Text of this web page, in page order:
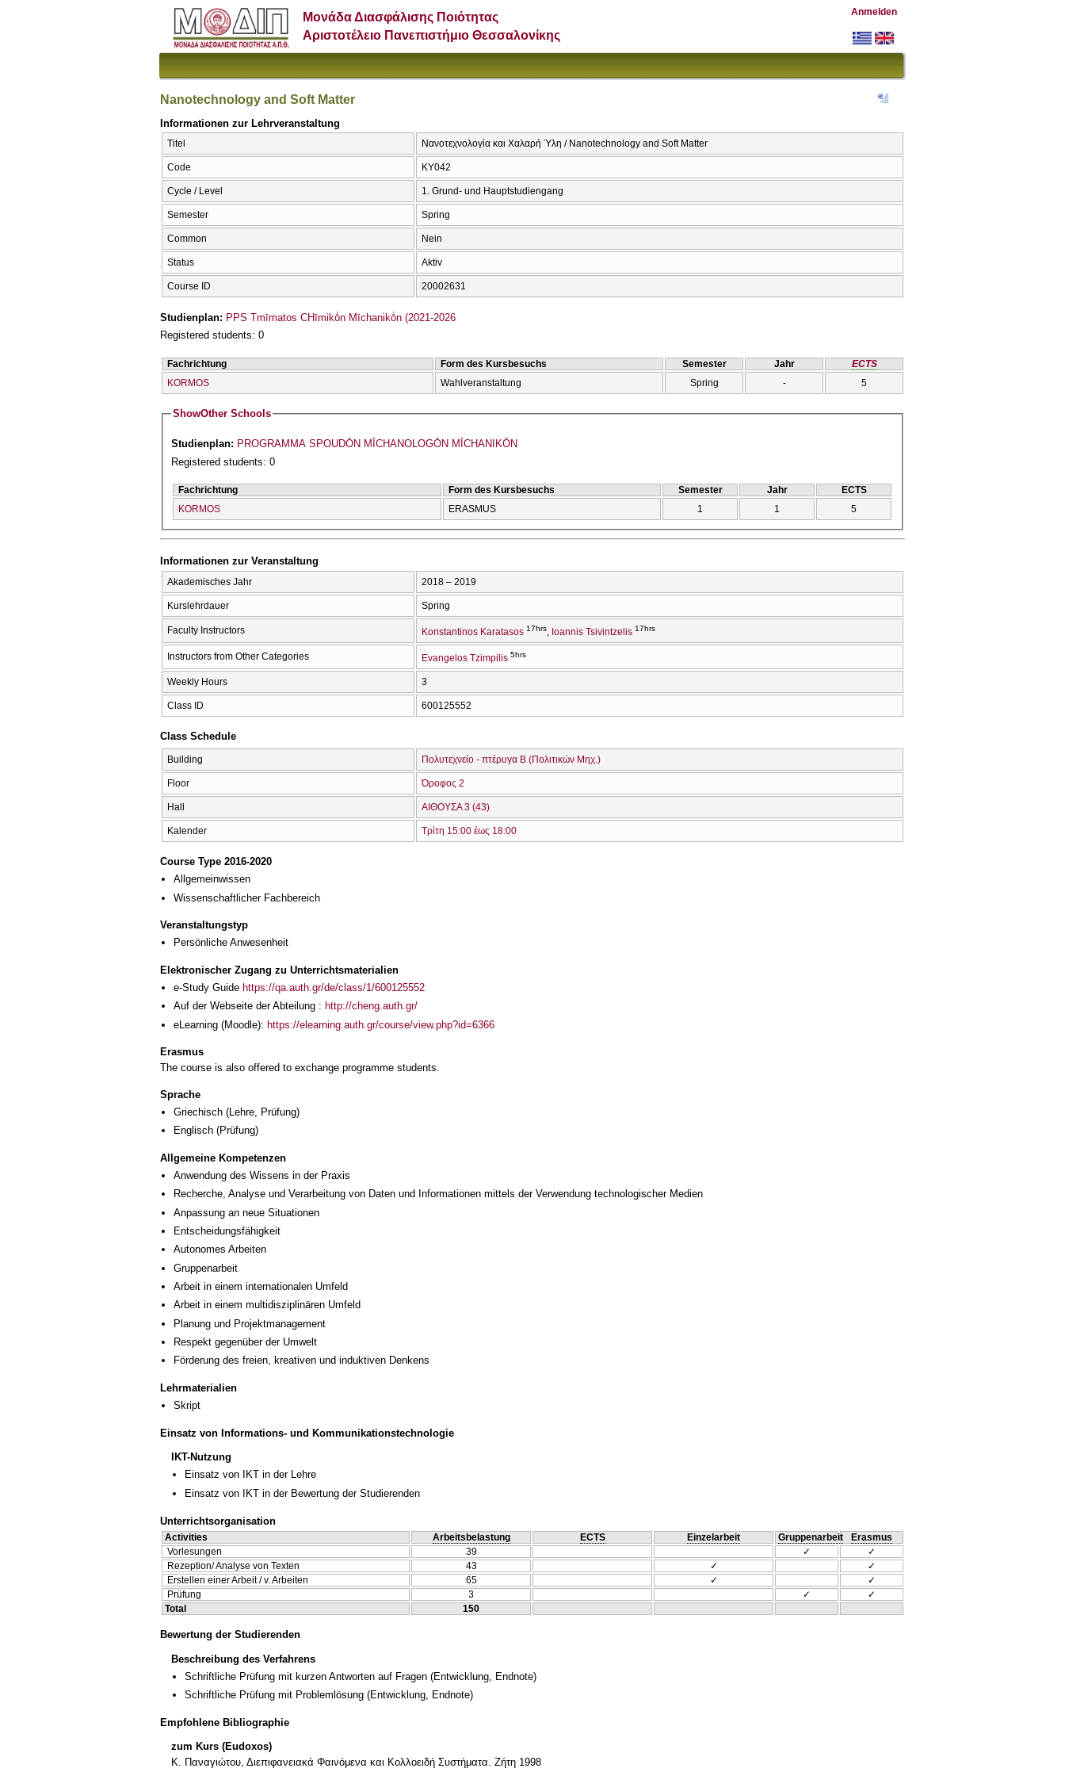
Μονάδα Διασφάλισης Ποιότητας
Αριστοτέλειο Πανεπιστήμιο Θεσσαλονίκης
Anmelden
Nanotechnology and Soft Matter
Informationen zur Lehrveranstaltung
Titel Νανοτεχνολογία και Χαλαρή Ύλη / Nanotechnology and Soft Matter
Code KY042
Cycle / Level 1. Grund- und Hauptstudiengang
Semester Spring
Common Nein
Status Aktiv
Course ID 20002631
Studienplan: PPS Tmīmatos CΗīmikṓn Mīchanikṓn (2021-2026
Registered students: 0
Fachrichtung Form des Kursbesuchs Semester Jahr
ECTS
KORMOS
Wahlveranstaltung Spring - 5
ShowOther Schools
Studienplan: PROGRAMMA SPOUDŌN MĪCΗANOLOGŌN MĪCΗANIKŌN
Registered students: 0
Fachrichtung Form des Kursbesuchs Semester Jahr
ECTS
KORMOS
ERASMUS 1 1 5
Informationen zur Veranstaltung
Akademisches Jahr 2018 – 2019
Kurslehrdauer Spring
Faculty Instructors Konstantinos Karatasos 17hrs Ioannis Tsivintzelis 17hrs
Instructors from Other Categories Evangelos Tzimpilis 5hrs
Weekly Hours 3
Class ID 600125552
Class Schedule
Building Πολυτεχνείο - πτέρυγα Β (Πολιτικών Μηχ.)
Floor Όροφος 2
Hall ΑΙΘΟΥΣΑ 3 (43)
Kalender Τρίτη 15:00 έως 18:00
Course Type 2016-2020
Allgemeinwissen
Wissenschaftlicher Fachbereich
Veranstaltungstyp
Persönliche Anwesenheit
Elektronischer Zugang zu Unterrichtsmaterialien
e-Study Guide https://qa.auth.gr/de/class/1/600125552
Auf der Webseite der Abteilung : http://cheng.auth.gr/
eLearning (Moodle): https://elearning.auth.gr/course/view.php?id=6366
Erasmus
The course is also offered to exchange programme students.
Sprache
Griechisch (Lehre, Prüfung)
Englisch (Prüfung)
Allgemeine Kompetenzen
Anwendung des Wissens in der Praxis
Recherche, Analyse und Verarbeitung von Daten und Informationen mittels der Verwendung technologischer Medien
Anpassung an neue Situationen
Entscheidungsfähigkeit
Autonomes Arbeiten
Gruppenarbeit
Arbeit in einem internationalen Umfeld
Arbeit in einem multidisziplinären Umfeld
Planung und Projektmanagement
Respekt gegenüber der Umwelt
Förderung des freien, kreativen und induktiven Denkens
Lehrmaterialien
Skript
Einsatz von Informations- und Kommunikationstechnologie
IKT-Nutzung
Einsatz von IKT in der Lehre
Einsatz von IKT in der Bewertung der Studierenden
Unterrichtsorganisation
Activities Arbeitsbelastung ECTS Einzelarbeit Gruppenarbeit
Erasmus
Vorlesungen
39 ✓
✓
Rezeption/ Analyse von Texten
43 ✓
✓
Erstellen einer Arbeit / v. Arbeiten
65 ✓
✓
Prüfung
3 ✓
✓
Total
150
Bewertung der Studierenden
Beschreibung des Verfahrens
Schriftliche Prüfung mit kurzen Antworten auf Fragen (Entwicklung, Endnote)
Schriftliche Prüfung mit Problemlösung (Entwicklung, Endnote)
Empfohlene Bibliographie
zum Kurs (Eudoxos)
Κ. Παναγιώτου, Διεπιφανειακά Φαινόμενα και Κολλοειδή Συστήματα. Ζήτη 1998